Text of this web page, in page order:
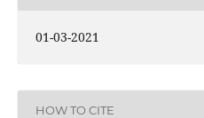
01-03-2021
HOW TO CITE